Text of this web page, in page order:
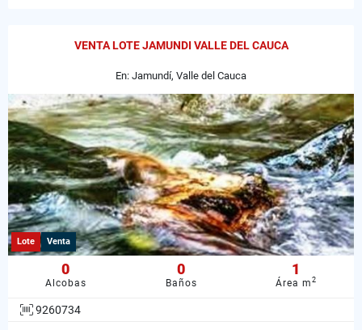
VENTA LOTE JAMUNDI VALLE DEL CAUCA
En: Jamundí, Valle del Cauca
Lote Venta
0
Alcobas
0
Baños
1
Área m2
9260734